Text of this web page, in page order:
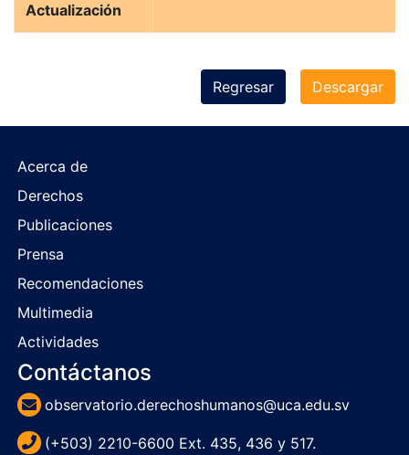
Actualización
Descargar
Regresar
Acerca de
Derechos
Publicaciones
Prensa
Recomendaciones
Multimedia
Actividades
Contáctanos
observatorio.derechoshumanos@uca.edu.sv
(+503) 2210-6600 Ext. 435, 436 y 517.